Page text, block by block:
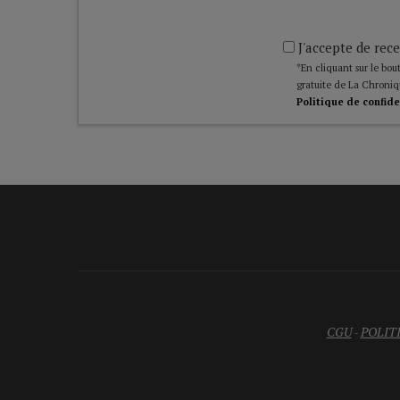
J'accepte de
*En cliquant sur le
gratuite de La
Politique de
CGU-